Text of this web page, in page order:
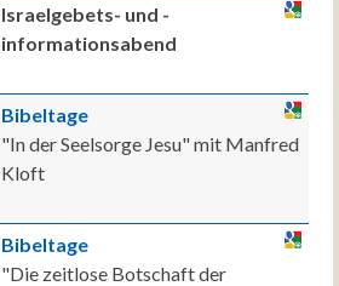
Israelgebets- und -
informationsabend
Bibeltage
"In der Seelsorge Jesu" mit Manfred
Kloft
Bibeltage
"Die zeitlose Botschaft der